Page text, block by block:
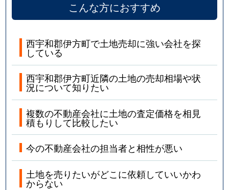
こんな方におすすめ
西宇和郡伊方町で土地売却に強い会社を探
している
西宇和郡伊方町近隣の土地の売却相場や状
況について知りたい
複数の不動産会社に土地の査定価格を相見
積もりして比較したい
今の不動産会社の担当者と相性が悪い
土地を売りたいがどこに依頼していいかわ
からない